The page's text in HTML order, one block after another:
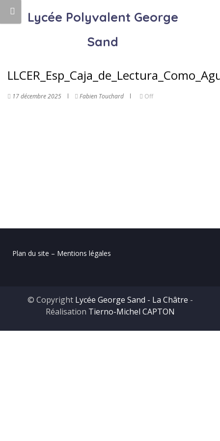
Lycée Polyvalent George
Sand
17 décembre 2025 Fabien Touchard Off
Plan du site – Mentions légales
© Copyright Lycée George Sand - La Châtre -
Réalisation Tierno-Michel CAPTON